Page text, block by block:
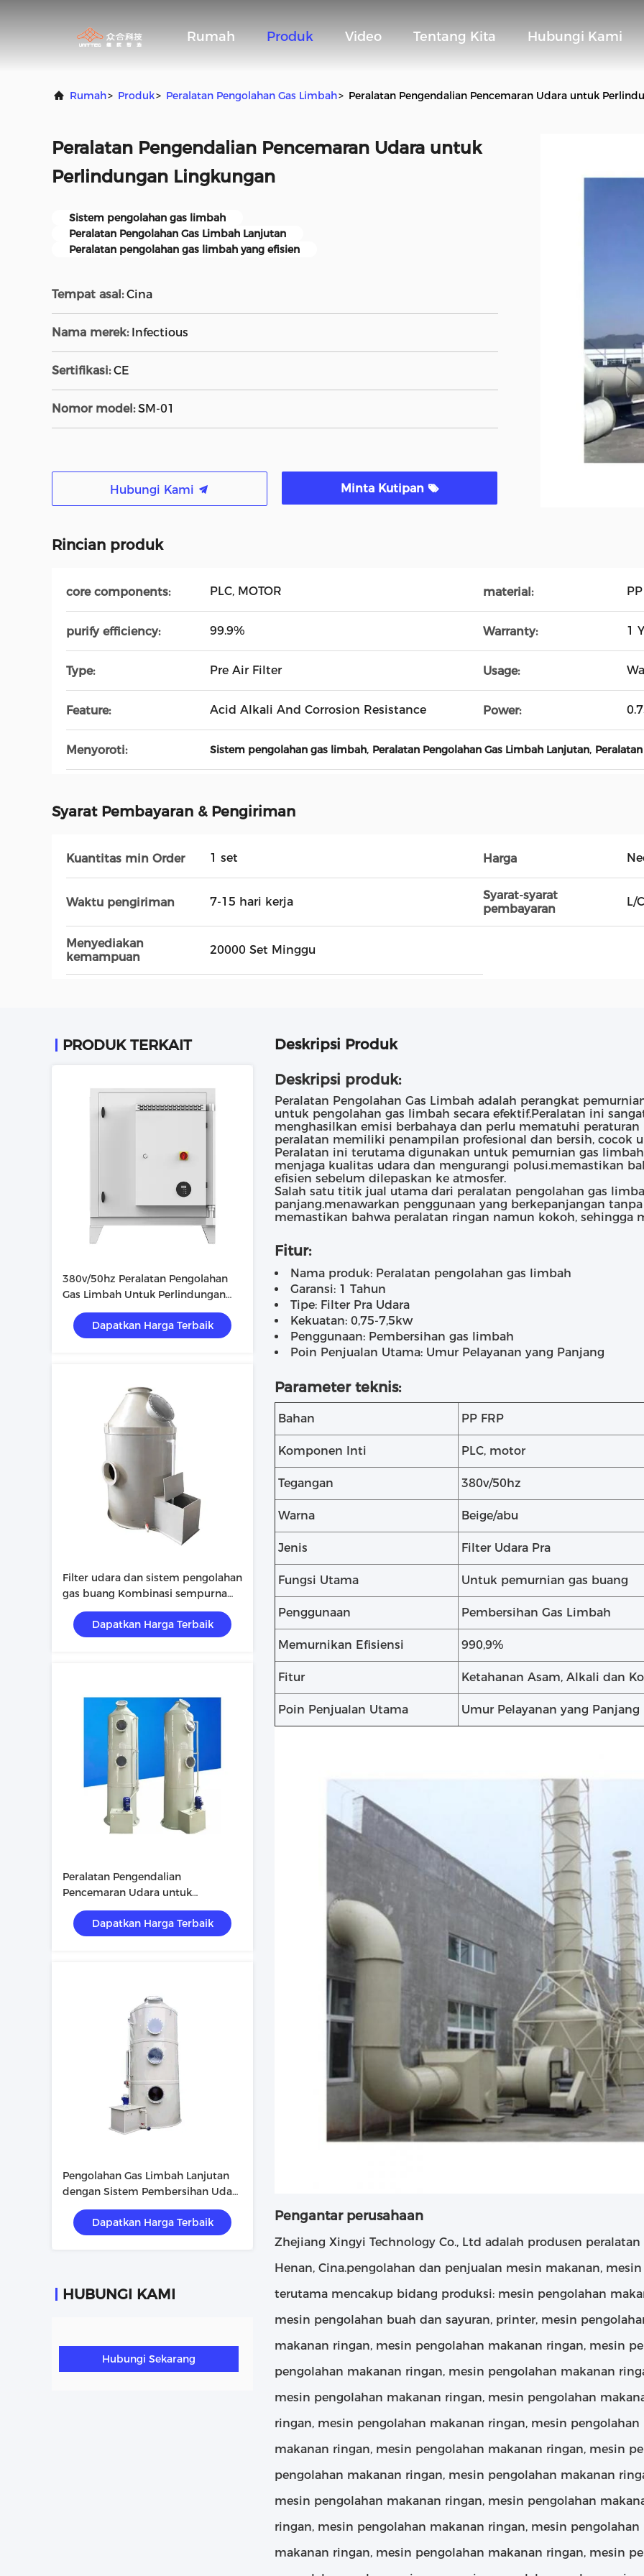
Rumah Produk Video Tentang Kita Hubungi Kami
Rumah> Produk> Peralatan Pengolahan Gas Limbah> Peralatan Pengendalian Pencemaran Udara untuk
Peralatan Pengendalian Pencemaran Udara untuk
Perlindungan Lingkungan
Sistem pengolahan gas limbah
Peralatan Pengolahan Gas Limbah Lanjutan
Peralatan pengolahan gas limbah yang efisien
Tempat asal: Cina
Nama merek: Infectious
Sertifikasi: CE
Nomor model: SM-01
Hubungi Kami Minta Kutipan
Rincian produk
core components: PLC, MOTOR material:
purify efficiency: 99.9% Warranty: 1
Type: Pre Air Filter Usage:
Feature: Acid Alkali And Corrosion Resistance Power:
Menyoroti: Sistem pengolahan gas limbah, Peralatan Pengolahan Gas Limbah Lanjutan,
Syarat Pembayaran & Pengiriman
Kuantitas min Order 1 set Harga
Waktu pengiriman 7-15 hari kerja
Syarat-syarat
pembayaran
L/
Menyediakan
kemampuan
20000 Set Minggu
PRODUK TERKAIT
380v/50hz Peralatan Pengolahan
Gas Limbah Untuk Perlindungan
Lingkungan
Dapatkan Harga Terbaik
Filter udara dan sistem pengolahan
gas buang Kombinasi sempurna
untuk pemurnian gas limbah
Dapatkan Harga Terbaik
Peralatan Pengendalian
Pencemaran Udara untuk
Perlindungan Lingkungan
Dapatkan Harga Terbaik
Pengolahan Gas Limbah Lanjutan
dengan Sistem Pembersihan Udara
PP FRP di Lingkungan Industri
Dapatkan Harga Terbaik
HUBUNGI KAMI
Hubungi Sekarang
Deskripsi Produk
Deskripsi produk:
Peralatan Pengolahan Gas Limbah adalah perangkat
untuk pengolahan gas limbah secara efektif.Peralatan ini
menghasilkan emisi berbahaya dan perlu mematuhi
peralatan memiliki penampilan profesional dan bersih, cocok
Peralatan ini terutama digunakan untuk pemurnian gas
menjaga kualitas udara dan mengurangi polusi.memastikan
efisien sebelum dilepaskan ke atmosfer.
Salah satu titik jual utama dari peralatan pengolahan gas
panjang.menawarkan penggunaan yang berkepanjangan
memastikan bahwa peralatan ringan namun kokoh, sehingga
Fitur:
Nama produk: Peralatan pengolahan gas limbah
Garansi: 1 Tahun
Tipe: Filter Pra Udara
Kekuatan: 0,75-7,5kw
Penggunaan: Pembersihan gas limbah
Poin Penjualan Utama: Umur Pelayanan yang Panjang
Parameter teknis:
Bahan PP FRP
Komponen Inti PLC, motor
Tegangan 380v/50hz
Warna Beige/abu
Jenis Filter Udara Pra
Fungsi Utama Untuk pemurnian gas buang
Penggunaan Pembersihan Gas Limbah
Memurnikan Efisiensi 990,9%
Fitur Ketahanan Asam, Alkali dan
Poin Penjualan Utama Umur Pelayanan yang Panjang
Pengantar perusahaan
Zhejiang Xingyi Technology Co., Ltd adalah produsen
Henan, Cina.pengolahan dan penjualan mesin makanan,
terutama mencakup bidang produksi: mesin pengolahan
mesin pengolahan buah dan sayuran, printer, mesin
makanan ringan, mesin pengolahan makanan ringan, mesin
pengolahan makanan ringan, mesin pengolahan makanan
mesin pengolahan makanan ringan, mesin pengolahan
ringan, mesin pengolahan makanan ringan, mesin
makanan ringan, mesin pengolahan makanan ringan, mesin
pengolahan makanan ringan, mesin pengolahan makanan
mesin pengolahan makanan ringan, mesin pengolahan
ringan, mesin pengolahan makanan ringan, mesin
makanan ringan, mesin pengolahan makanan ringan, mesin